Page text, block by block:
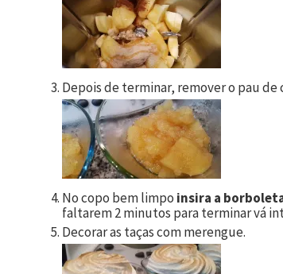
Depois de terminar, remover o pau
No copo bem limpo insira a
faltarem 2 minutos para terminar vá
Decorar as taças com merengue.